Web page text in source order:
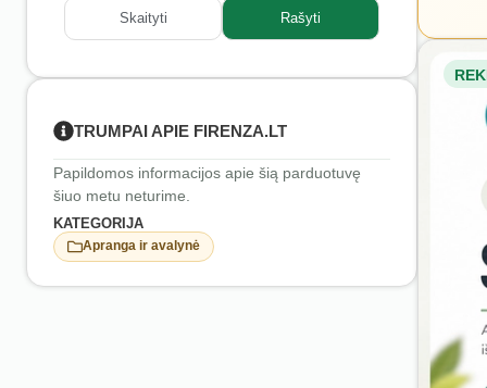
Skaityti Rašyti
TRUMPAI APIE FIRENZA.LT
Papildomos informacijos apie šią parduotuvę
šiuo metu neturime.
KATEGORIJA
Apranga ir avalynė